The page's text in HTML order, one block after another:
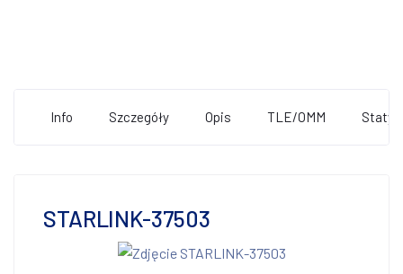
Info Szczegóły Opis TLE/OMM
STARLINK-37503